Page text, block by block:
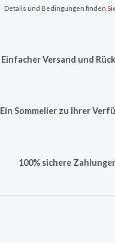
Details und Bedingungen finden
Einfacher Versand und
Ein Sommelier zu Ihrer
100% sichere